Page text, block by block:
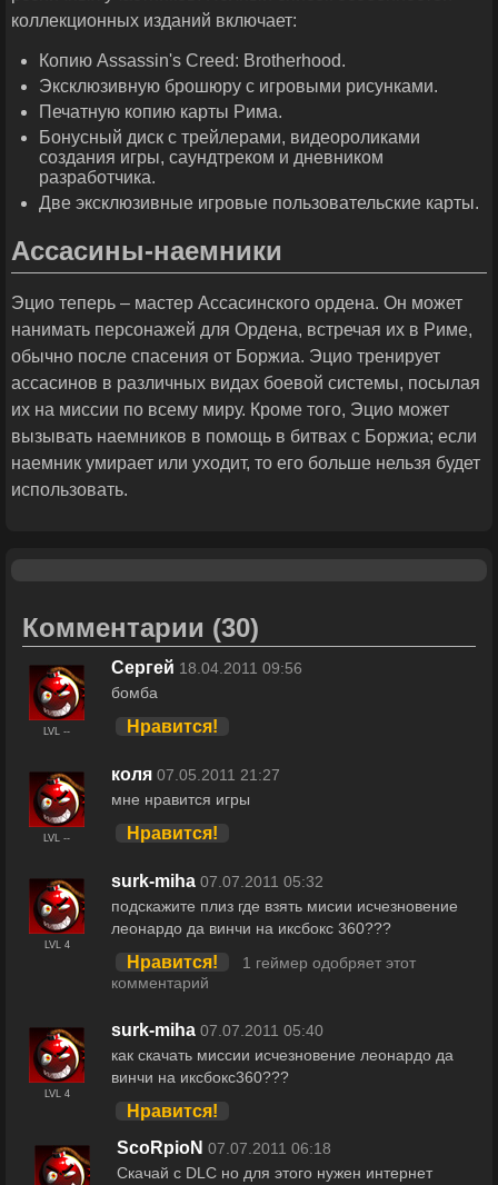
коллекционных изданий включает:
Копию Assassin's Creed: Brotherhood.
Эксклюзивную брошюру с игровыми рисунками.
Печатную копию карты Рима.
Бонусный диск с трейлерами, видеороликами
создания игры, саундтреком и дневником
разработчика.
Две эксклюзивные игровые пользовательские карты.
Ассасины-наемники
Эцио теперь – мастер Ассасинского ордена. Он может
нанимать персонажей для Ордена, встречая их в Риме,
обычно после спасения от Боржиа. Эцио тренирует
ассасинов в различных видах боевой системы, посылая
их на миссии по всему миру. Кроме того, Эцио может
вызывать наемников в помощь в битвах с Боржиа; если
наемник умирает или уходит, то его больше нельзя будет
использовать.
Комментарии (30)
LVL --
Сергей 18.04.2011 09:56
бомба
Нравится!
LVL --
коля 07.05.2011 21:27
мне нравится игры
Нравится!
LVL 4
surk-miha 07.07.2011 05:32
подскажите плиз где взять мисии исчезновение
леонардо да винчи на иксбокс 360???
Нравится!
1 геймер одобряет этот
комментарий
LVL 4
surk-miha 07.07.2011 05:40
как скачать миссии исчезновение леонардо да
винчи на иксбокс360???
Нравится!
ScoRpioN 07.07.2011 06:18
Скачай с DLC но для этого нужен интернет